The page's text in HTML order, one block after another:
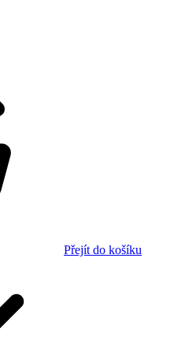
Přejít do košíku